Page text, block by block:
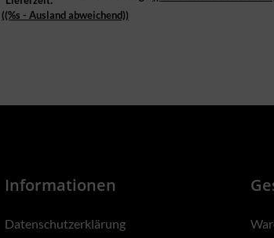
((%s - Ausland abweichend))
Informationen
Datenschutzerklärung